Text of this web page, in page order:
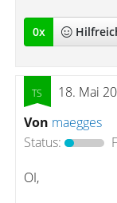
0x
18. Mai
Von maegges
Status:
OI,